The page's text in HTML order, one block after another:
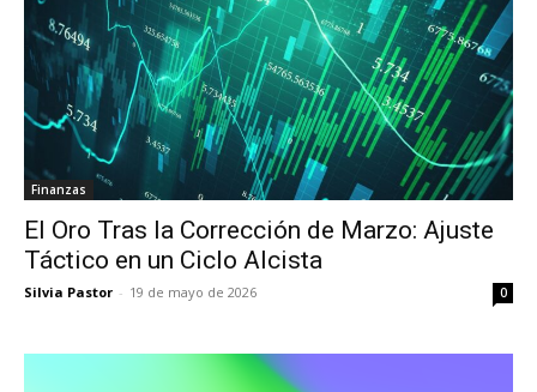
Finanzas
El Oro Tras la Corrección de Marzo: Ajuste
Táctico en un Ciclo Alcista
Silvia Pastor - 19 de mayo de 2026 0